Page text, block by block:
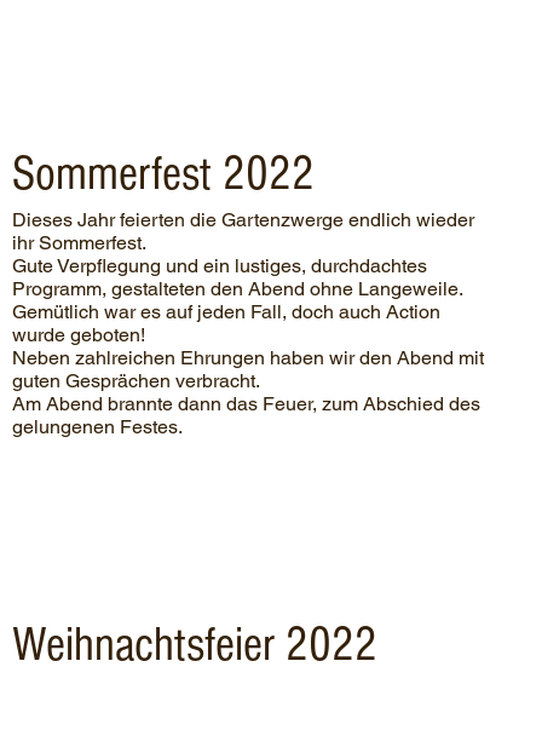
Sommerfest 2022
Dieses Jahr feierten die Gartenzwerge endlich wieder
ihr Sommerfest.
Gute Verpflegung und ein lustiges, durchdachtes
Programm, gestalteten den Abend ohne Langeweile.
Gemütlich war es auf jeden Fall, doch auch Action
wurde geboten!
Neben zahlreichen Ehrungen haben wir den Abend mit
guten Gesprächen verbracht.
Am Abend brannte dann das Feuer, zum Abschied des
gelungenen Festes.
Weihnachtsfeier 2022